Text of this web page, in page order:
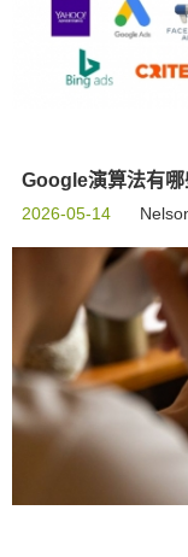
Google演算法有
2026-05-14